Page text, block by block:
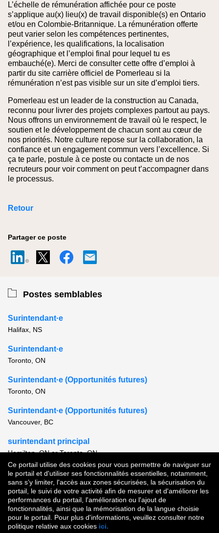
Ce portail utilise des cookies pour vous permettre de naviguer sur
le portail et d'utiliser ses fonctionnalités essentielles, notamment,
sans s’y limiter, l'accès aux zones sécurisées, la sécurisation du
portail, le suivi de votre activité afin de mesurer et d'améliorer les
performances du portail, l'amélioration ou l'ajout de
fonctionnalités, ainsi que la mémorisation de la langue choisie
pour le portail. Pour plus d'informations, veuillez consulter notre
politique relative aux cookies ici.
L’échelle de rémunération affichée pour ce poste
s’applique au(x) lieu(x) de travail disponible(s) en Ontario
et/ou en Colombie‑Britannique. La rémunération offerte
peut varier selon les compétences pertinentes,
l’expérience, les qualifications, la localisation
géographique et l’emploi final pour lequel tu es
embauché(e). Merci de consulter cette offre d’emploi à
partir du site carrière officiel de Pomerleau si la
rémunération n’est pas visible sur un site d’emploi tiers.
Pomerleau est un leader de la construction au Canada,
reconnu pour livrer des projets complexes partout au pays.
Nous offrons un environnement de travail où le respect, le
soutien et le développement de chacun sont au cœur de
nos priorités. Notre culture repose sur la collaboration, la
confiance et un engagement commun vers l’excellence. Si
ça te parle, postule à ce poste ou contacte un de nos
recruteurs pour voir comment on peut t’accompagner dans
le processus.
Retour
Partager ce poste
Postes semblables
Surintendant·e
Halifax, NS
Surintendant·e
Toronto, ON
Surintendant·e (Opportunités futures)
Toronto, ON
Surintendant·e (Opportunités futures)
Vancouver, BC
surintendant principal
Hamilton, ON or Toronto, ON
Voir tous les postes semblables
Droit d'auteur © 2026
Conditions d'utilisation | Politique de confidentialité